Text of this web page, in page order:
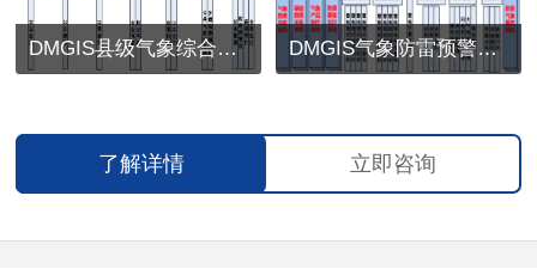
DMGIS县级气象综合业务平台 DMGIS气象防雷预警服务平台
了解详情 立即咨询